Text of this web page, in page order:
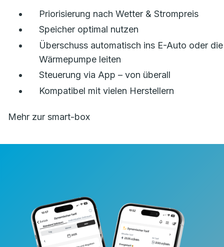
Priorisierung nach Wetter & Strompreis
Speicher optimal nutzen
Überschuss automatisch ins E-Auto oder die
Wärmepumpe leiten
Steuerung via App – von überall
Kompatibel mit vielen Herstellern
Mehr zur smart-box